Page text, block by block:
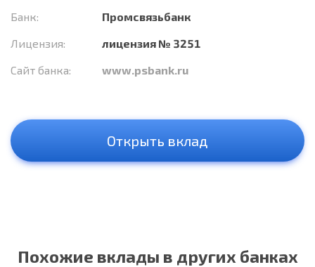
Банк:
Промсвязьбанк
Лицензия:
лицензия № 3251
Сайт банка:
www.psbank.ru
Открыть вклад
Похожие вклады в других банках